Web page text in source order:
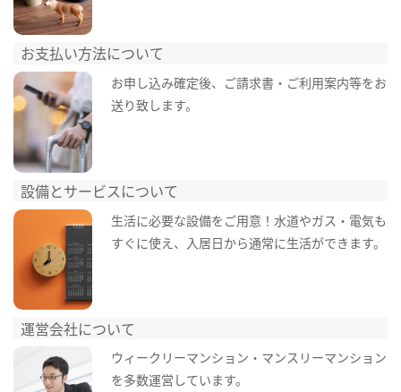
お支払い方法について
お申し込み確定後、ご請求書・ご利用案内等をお
送り致します。
設備とサービスについて
生活に必要な設備をご用意！水道やガス・電気も
すぐに使え、入居日から通常に生活ができます。
運営会社について
ウィークリーマンション・マンスリーマンション
を多数運営しています。